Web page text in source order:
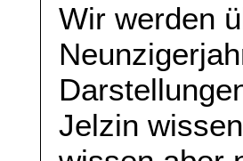
Wir werden
Jelzin